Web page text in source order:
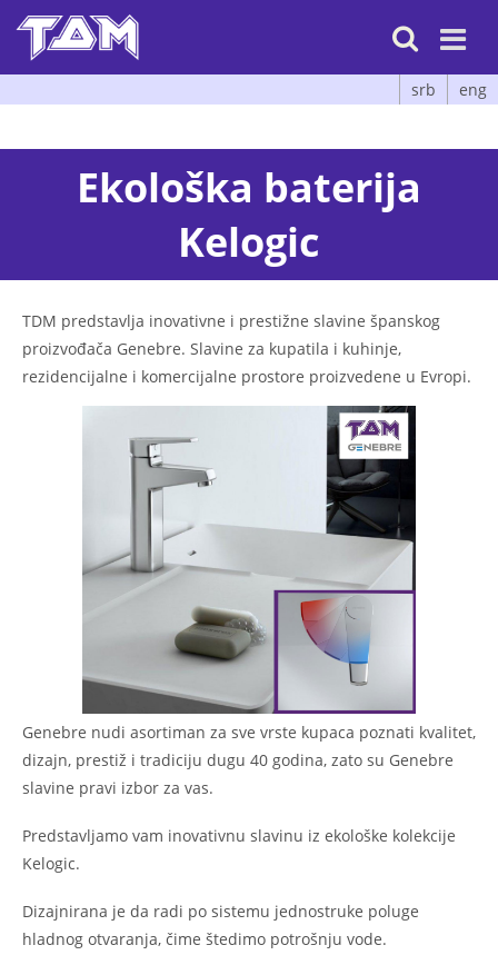

srb eng
Ekološka baterija
Kelogic
TDM predstavlja inovativne i prestižne slavine španskog
proizvođača Genebre. Slavine za kupatila i kuhinje,
rezidencijalne i komercijalne prostore proizvedene u Evropi.
Genebre nudi asortiman za sve vrste kupaca poznati kvalitet,
dizajn, prestiž i tradiciju dugu 40 godina, zato su Genebre
slavine pravi izbor za vas.
Predstavljamo vam inovativnu slavinu iz ekološke kolekcije
Kelogic.
Dizajnirana je da radi po sistemu jednostruke poluge
hladnog otvaranja, čime štedimo potrošnju vode.